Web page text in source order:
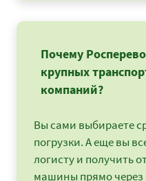
Почему
крупных
компаний?
Вы сами выбираете
погрузки. А еще вы
логисту и получить
машины прямо